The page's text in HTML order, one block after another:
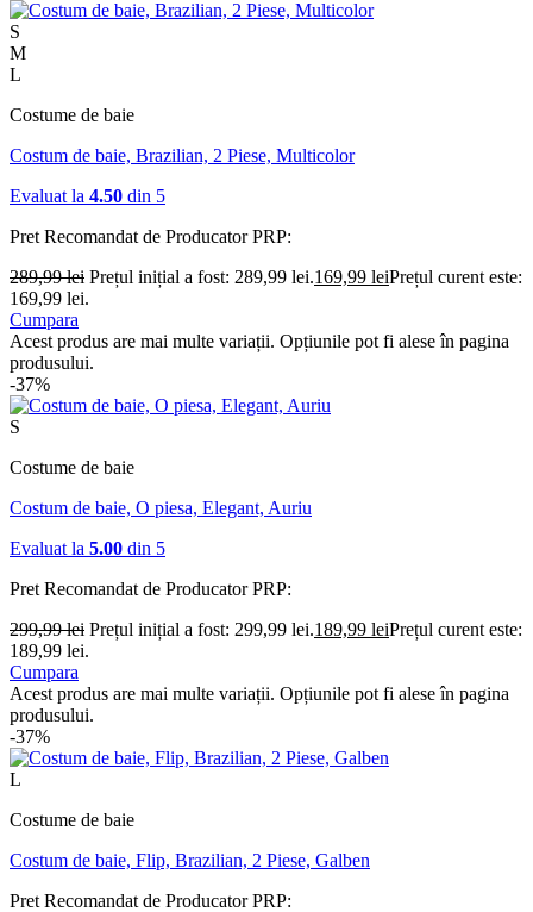
S
M
L
Costume de baie
Costum de baie, Brazilian, 2 Piese, Multicolor
Evaluat la 4.50 din 5
Pret Recomandat de ProducatorPRP:
289,99lei Prețul inițial a fost: 289,99 lei.169,99 leiPrețul curent este:
169,99 lei.
Cumpara
Acest produs are mai multe variații. Opțiunile pot fi alese în pagina
produsului.
-37%
S
Costume de baie
Costum de baie, O piesa, Elegant, Auriu
Evaluat la 5.00 din 5
Pret Recomandat de ProducatorPRP:
299,99lei Prețul inițial a fost: 299,99 lei.189,99 leiPrețul curent este:
189,99 lei.
Cumpara
Acest produs are mai multe variații. Opțiunile pot fi alese în pagina
produsului.
-37%
L
Costume de baie
Costum de baie, Flip, Brazilian, 2 Piese, Galben
Pret Recomandat de ProducatorPRP: